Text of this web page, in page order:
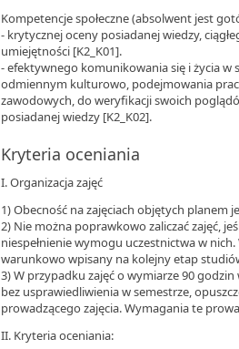
Kompetencje społeczne (absolwent jest
- krytycznej oceny posiadanej wiedzy,
umiejętności [K2_K01].
- efektywnego komunikowania się i życia w
odmiennym kulturowo, podejmowania
zawodowych, do weryfikacji swoich
posiadanej wiedzy [K2_K02].
Kryteria oceniania
I. Organizacja zajęć
1) Obecność na zajęciach objętych planem
2) Nie można poprawkowo zaliczać zajęć,
niespełnienie wymogu uczestnictwa w
warunkowo wpisany na kolejny etap
3) W przypadku zajęć o wymiarze 90
bez usprawiedliwienia w semestrze,
prowadzącego zajęcia. Wymagania te
II. Kryteria oceniania: